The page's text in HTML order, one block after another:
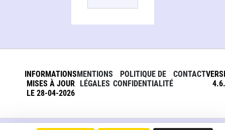
INFORMATIONS
MISES À JOUR
LE 28-04-2026
MENTIONS
LÉGALES
POLITIQUE DE
CONFIDENTIALITÉ
CONTACT